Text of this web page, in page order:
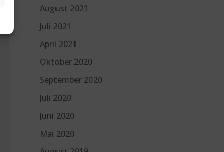
August 2021
Juli 2021
April 2021
Oktober 2020
September 2020
Juli 2020
Juni 2020
Mai 2020